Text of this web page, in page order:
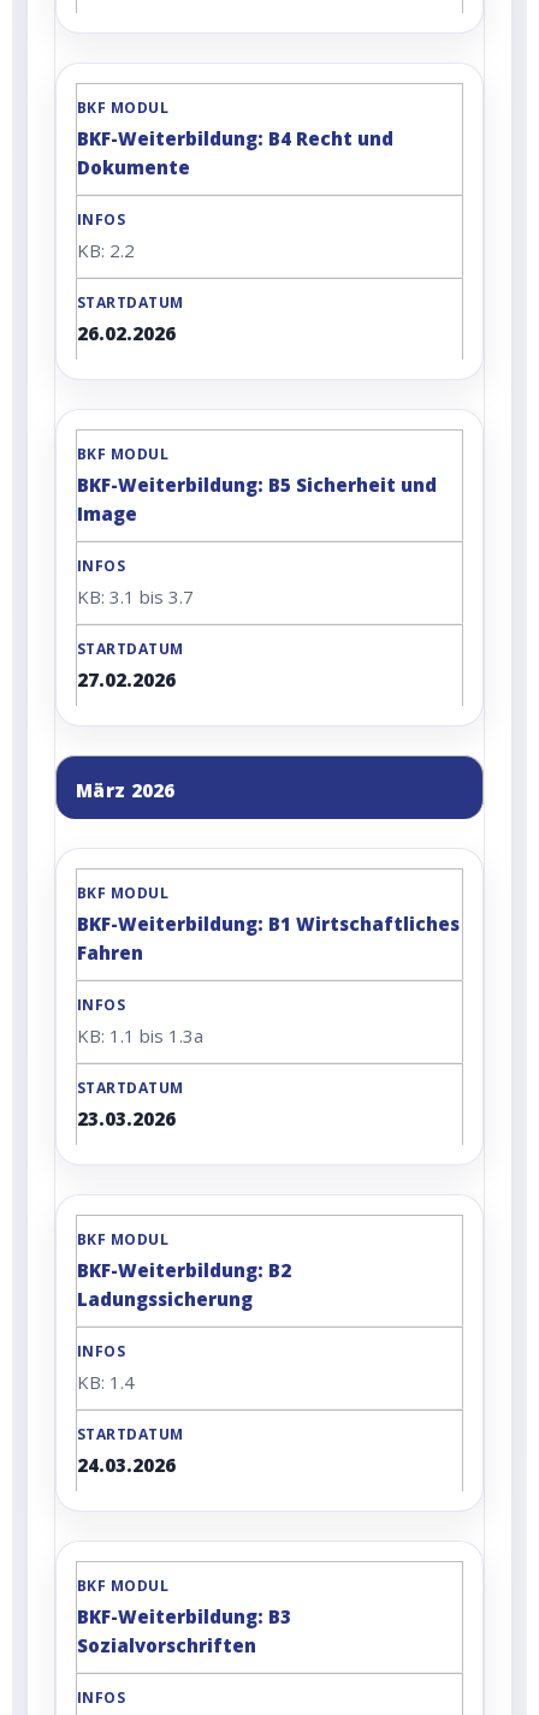
BKF-Weiterbildung: B4 Recht und
Dokumente
KB: 2.2
26.02.2026
BKF-Weiterbildung: B5 Sicherheit und
Image
KB: 3.1 bis 3.7
27.02.2026
März 2026
BKF-Weiterbildung: B1 Wirtschaftliches
Fahren
KB: 1.1 bis 1.3a
23.03.2026
BKF-Weiterbildung: B2
Ladungssicherung
KB: 1.4
24.03.2026
BKF-Weiterbildung: B3
Sozialvorschriften